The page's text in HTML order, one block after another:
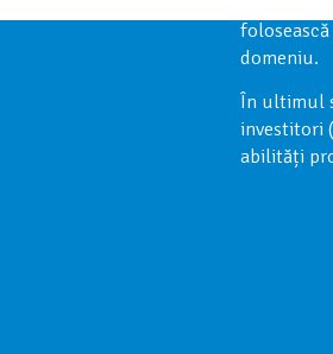
domeniu.
În ultimul
investitori
abilități